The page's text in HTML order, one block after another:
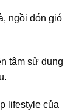
ngồi đón gió
tâm sử dụng
lifestyle của